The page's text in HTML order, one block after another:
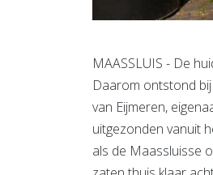
MAASSLUIS - De
Daarom ontstond
van Eijmeren,
uitgezonden vanuit
als de Maassluisse